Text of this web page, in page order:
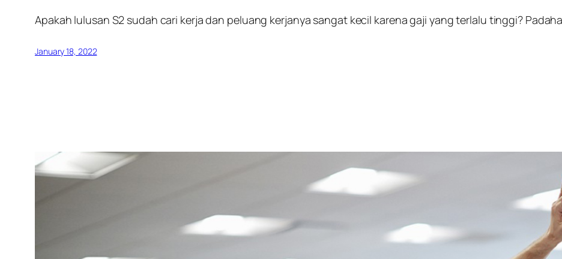
Apakah lulusan S2 sudah cari kerja dan peluang kerjanya sangat kecil karena gaji yang terlalu tinggi?
January 18, 2022